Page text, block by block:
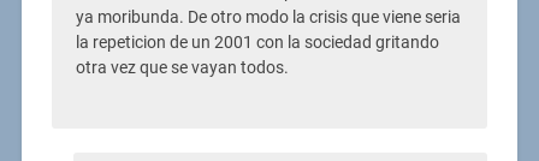
ya moribunda. De otro modo la crisis que viene seria
la repeticion de un 2001 con la sociedad gritando
otra vez que se vayan todos.